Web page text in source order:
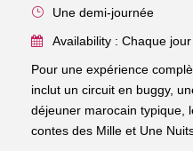
Une demi-journée
Availability : Chaque jour
Pour une expérience
inclut un circuit en buggy,
déjeuner marocain typique,
contes des Mille et Une